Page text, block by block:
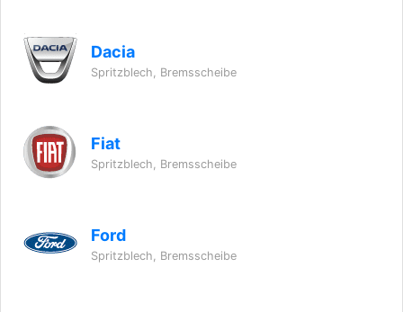
Dacia
Spritzblech, Bremsscheibe
Fiat
Spritzblech, Bremsscheibe
Ford
Spritzblech, Bremsscheibe